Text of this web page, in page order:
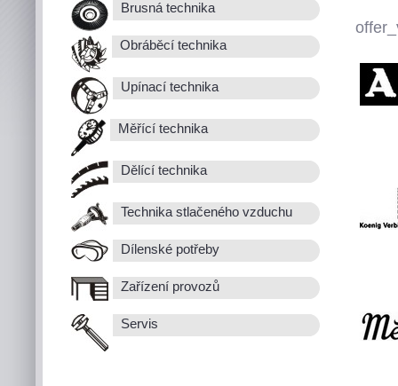
Brusná technika
Obráběcí technika
Upínací technika
Měřící technika
Dělící technika
Technika stlačeného vzduchu
Dílenské potřeby
Zařízení provozů
Servis